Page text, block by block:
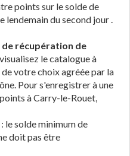
points sur le solde de
lendemain du second jour .
de récupération de
le catalogue à
votre choix agréée par la
Pour s'enregistrer à une
à Carry-le-Rouet,
le solde minimum de
doit pas être